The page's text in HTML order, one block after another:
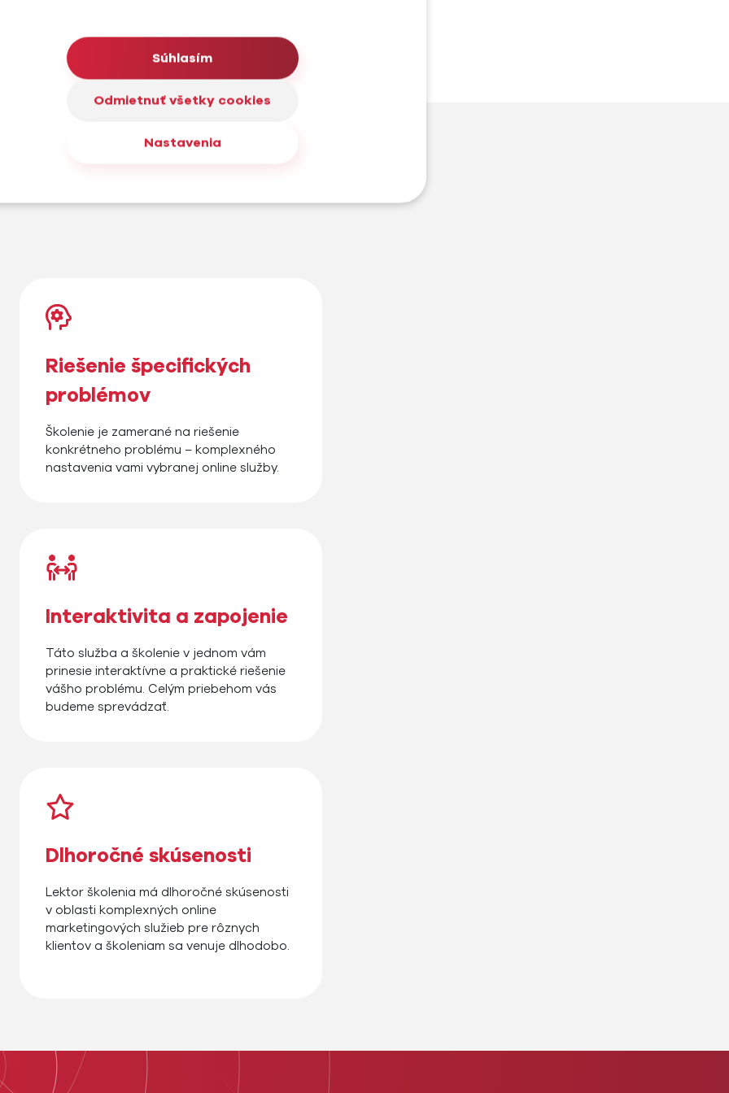
Riešenie špecifických
problémov
Školenie je zamerané na riešenie
konkrétneho problému – komplexného
nastavenia vami vybranej online služby.
Interaktivita a zapojenie
Táto služba a školenie v jednom vám
prinesie interaktívne a praktické riešenie
vášho problému. Celým priebehom vás
budeme sprevádzať.
Dlhoročné skúsenosti
Lektor školenia má dlhoročné skúsenosti
v oblasti komplexných online
marketingových služieb pre rôznych
klientov a školeniam sa venuje dlhodobo.
Súhlasím
Odmietnuť všetky cookies
Nastavenia